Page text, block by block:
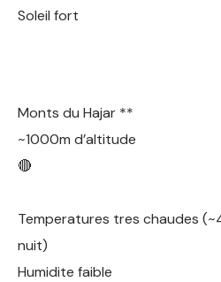
Soleil fort
Monts du Hajar **
~1000m d’altitude
🔴
Temperatures tres chaudes
nuit)
Humidite faible